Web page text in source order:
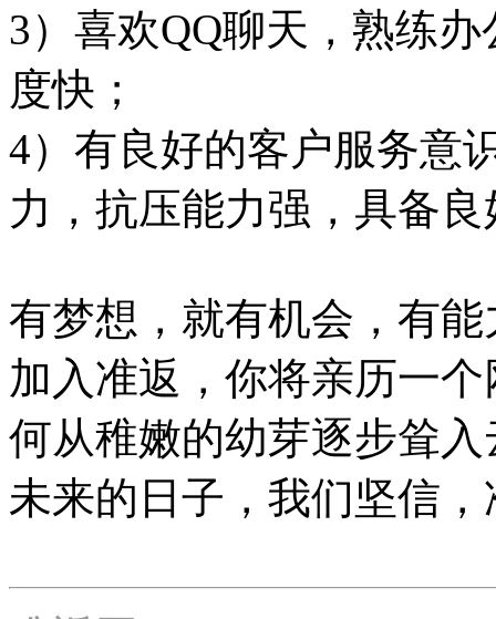
3）喜欢QQ聊天，熟练
度快；
4）有良好的客户服务意
力，抗压能力强，具备
有梦想，就有机会，有
加入准返，你将亲历一
何从稚嫩的幼芽逐步耸入
未来的日子，我们坚信